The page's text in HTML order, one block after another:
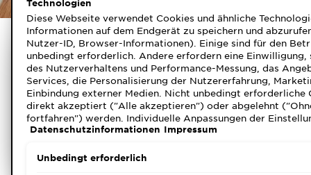
Erhalte Deine
persönliche
Hautanalyse
ANALYSE STARTEN
Technologien
Diese Webseite verwendet Cookies und ähnliche
Informationen auf dem Endgerät zu speichern und
Nutzer-ID, Browser-Informationen). Einige sind für den
unbedingt erforderlich. Andere erfordern eine Einwilligung,
des Nutzerverhaltens und Performance-Messung, das
Services, die Personalisierung der Nutzererfahrung,
Einbindung externer Medien. Nicht unbedingt erforderliche
direkt akzeptiert ("Alle akzeptieren") oder abgelehnt
fortfahren") werden. Individuelle Anpassungen der
möglich und speicherbar ("Auswahl speichern"). Die
Informationen s. unsere Datenschutzinformationen.
Datenschutzinformationen Impressum
Unbedingt erforderlich